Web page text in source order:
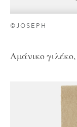
©JOSEPH
Αμάνικο γιλέκο,